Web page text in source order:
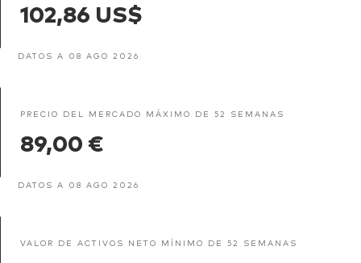
102,86 US$
DATOS A 08 AGO 2026
PRECIO DEL MERCADO MÁXIMO DE 52 SEMANAS
89,00 €
DATOS A 08 AGO 2026
VALOR DE ACTIVOS NETO MÍNIMO DE 52 SEMANAS